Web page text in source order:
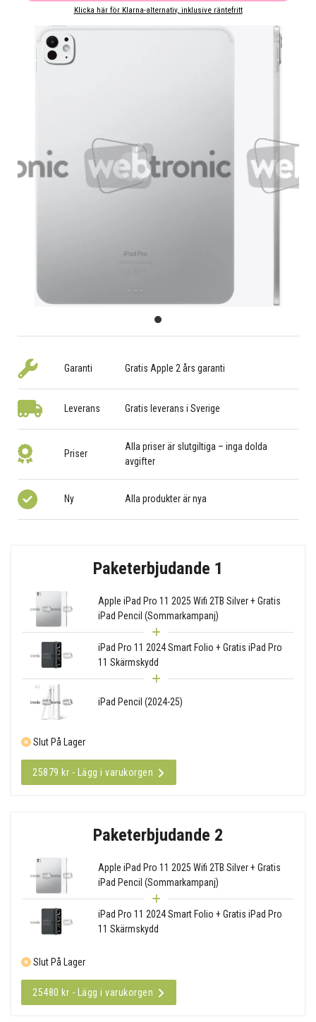
Klicka här för Klarna-alternativ, inklusive räntefritt
Garanti Gratis Apple 2 års garanti
Leverans Gratis leverans i Sverige
Priser
Alla priser är slutgiltiga – inga dolda
avgifter
Ny Alla produkter är nya
Paketerbjudande 1
Apple iPad Pro 11 2025 Wifi 2TB Silver + Gratis
iPad Pencil (Sommarkampanj)
iPad Pro 11 2024 Smart Folio + Gratis iPad Pro
11 Skärmskydd
iPad Pencil (2024-25)
Slut På Lager
25879 kr - Lägg i varukorgen
Paketerbjudande 2
Apple iPad Pro 11 2025 Wifi 2TB Silver + Gratis
iPad Pencil (Sommarkampanj)
iPad Pro 11 2024 Smart Folio + Gratis iPad Pro
11 Skärmskydd
Slut På Lager
25480 kr - Lägg i varukorgen